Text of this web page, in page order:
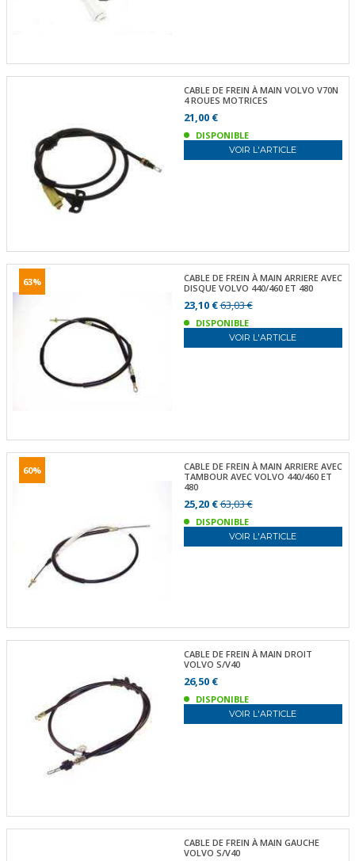
CABLE DE FREIN À MAIN VOLVO V70N
4 ROUES MOTRICES
21,00 €
DISPONIBLE
VOIR L'ARTICLE
63%
CABLE DE FREIN À MAIN ARRIERE AVEC
DISQUE VOLVO 440/460 ET 480
23,10 €63,03 €
DISPONIBLE
VOIR L'ARTICLE
60%
CABLE DE FREIN À MAIN ARRIERE AVEC
TAMBOUR AVEC VOLVO 440/460 ET
480
25,20 €63,03 €
DISPONIBLE
VOIR L'ARTICLE
CABLE DE FREIN À MAIN DROIT
VOLVO S/V40
26,50 €
DISPONIBLE
VOIR L'ARTICLE
CABLE DE FREIN À MAIN GAUCHE
VOLVO S/V40